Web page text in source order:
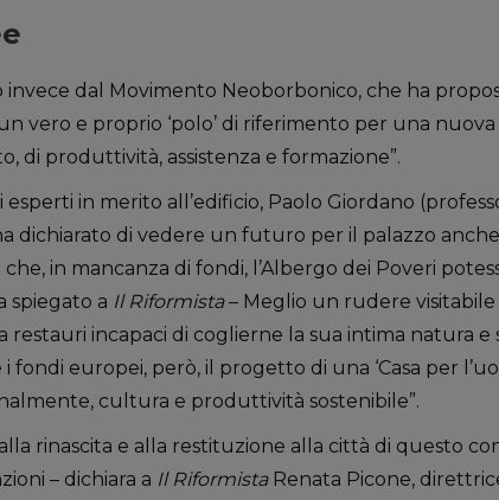
dal Movimento Neoborbonico, che ha
vero e proprio ‘polo’ di riferimento per una nuova
di produttività, assistenza e formazione”.
in merito all’edificio, Paolo Giordano
dichiarato di vedere un futuro per il palazzo
in mancanza di fondi, l’Albergo dei Poveri
spiegato a Il Riformista– Meglio un rudere
restauri incapaci di coglierne la sua intima natura e
i fondi europei, però, il progetto di una ‘Casa per
cultura e produttività sostenibile”.
rinascita e alla restituzione alla città di questo
– dichiara a Il RiformistaRenata Picone,